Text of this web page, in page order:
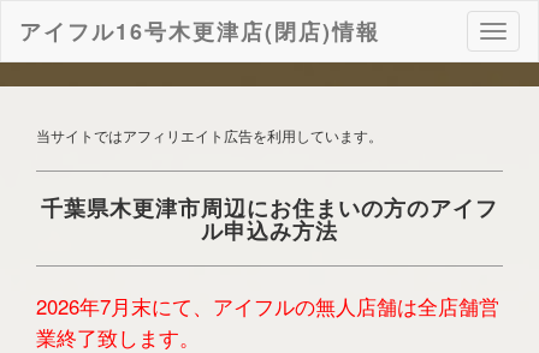
ナ
ビ
ゲ
ン
アイフル16号木更津店(閉店)情報
当サイトではアフィリエイト広告を利用しています。
千葉県木更津市周辺にお住まいの方のアイフ
ル申込み方法
2026年7月末にて、アイフルの無人店舗は全店舗営
業終了致します。